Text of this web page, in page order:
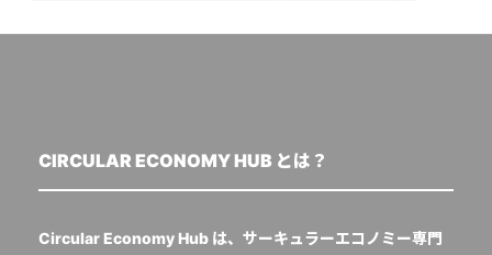
CIRCULAR ECONOMY HUB とは？
Circular Economy Hub は、サーキュラーエコノミー専門